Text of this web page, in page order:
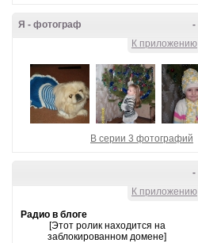
-
Я - фотограф
К приложению
В серии 3 фотографий
-
К приложению
Радио в блоге
[Этот ролик находится на
заблокированном домене]